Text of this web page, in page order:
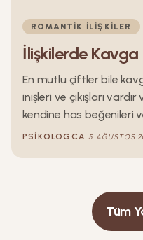
ROMANTIK İLIŞKILER
İlişkilerde
En mutlu çiftler bile
inişleri ve çıkışları
kendine has beğenileri
vardır. Bir ilişkide
PSIKOLOGCA 5 AĞUSTOS
Tüm